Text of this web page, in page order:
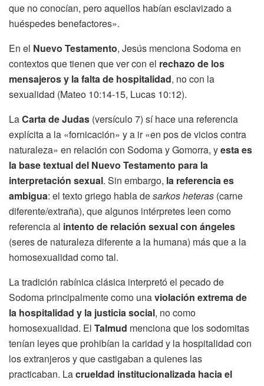
que no conocían, pero aquellos habían esclavizado a
huéspedes benefactores».
En el Nuevo Testamento, Jesús menciona Sodoma en
contextos que tienen que ver con el rechazo de los
mensajeros y la falta de hospitalidad, no con la
sexualidad (Mateo 10:14-15, Lucas 10:12).
LaCarta de Judas (versículo 7) sí hace una referencia
explícita a la «fornicación» y a ir «en pos de vicios contra
naturaleza» en relación con Sodoma y Gomorra, yesta es
la base textual del Nuevo Testamento para la
interpretación sexual. Sin embargo, la referencia es
ambigua: el texto griego habla desarkos heteras (carne
diferente/extraña), que algunos intérpretes leen como
referencia al intento de relación sexual con ángeles
(seres de naturaleza diferente a la humana) más que a la
homosexualidad como tal.
La tradición rabínica clásica interpretó el pecado de
Sodoma principalmente como unaviolación extrema de
la hospitalidad y la justicia social, no como
homosexualidad. El Talmud menciona que los sodomitas
tenían leyes que prohibían la caridad y la hospitalidad con
los extranjeros y que castigaban a quienes las
practicaban. Lacrueldad institucionalizada hacia el